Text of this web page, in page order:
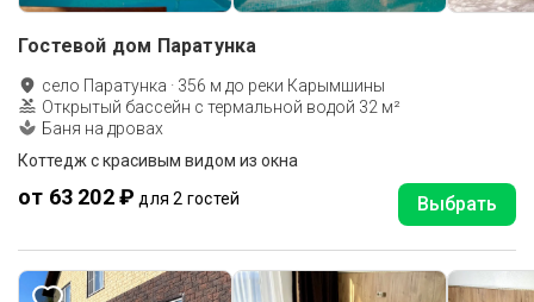
Гостевой дом Паратунка
село Паратунка · 356 м до реки Карымшины
Открытый бассейн с термальной водой 32 м²
Баня на дровах
Коттедж с красивым видом из окна
от 63 202 ₽ для 2 гостей Выбрать